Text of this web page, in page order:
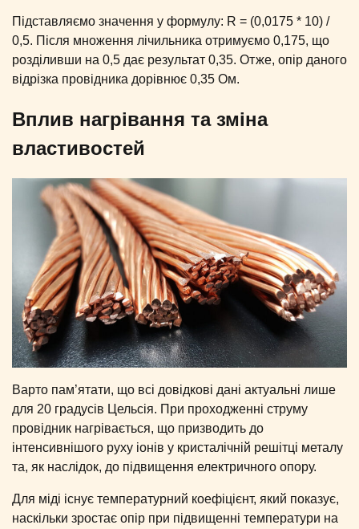
Підставляємо значення у формулу: R = (0,0175 * 10) /
0,5. Після множення лічильника отримуємо 0,175, що
розділивши на 0,5 дає результат 0,35. Отже, опір даного
відрізка провідника дорівнює 0,35 Ом.
Вплив нагрівання та зміна
властивостей
Варто пам’ятати, що всі довідкові дані актуальні лише
для 20 градусів Цельсія. При проходженні струму
провідник нагрівається, що призводить до
інтенсивнішого руху іонів у кристалічній решітці металу
та, як наслідок, до підвищення електричного опору.
Для міді існує температурний коефіцієнт, який показує,
наскільки зростає опір при підвищенні температури на